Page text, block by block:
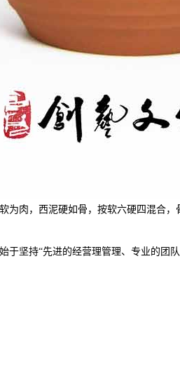
为肉，西泥硬如骨，按软六硬四混合
于坚持“先进的经营理管理、专业的